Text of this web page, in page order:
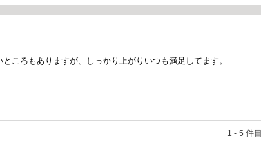
ころもありますが、しっかり上がりいつも満足してます。
1 - 5 件目